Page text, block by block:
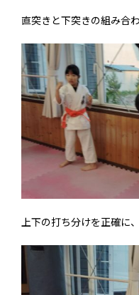
直突きと下突きの組み合わ
上下の打ち分けを正確に